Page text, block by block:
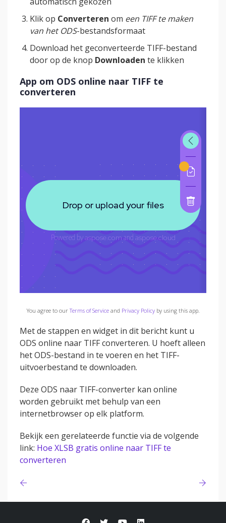
Klik op Converteren om een TIFF te maken
van het ODS-bestandsformaat
Download het geconverteerde TIFF-bestand
door op de knop Downloaden te klikken
App om ODS online naar TIFF te
converteren
You agree to ourTerms of Serviceand Privacy Policyby using this app.
Met de stappen en widget in dit bericht kunt u
ODS online naar TIFF converteren. U hoeft alleen
het ODS-bestand in te voeren en het TIFF-
uitvoerbestand te downloaden.
Deze ODS naar TIFF-converter kan online
worden gebruikt met behulp van een
internetbrowser op elk platform.
Bekijk een gerelateerde functie via de volgende
link: Hoe XLSB gratis online naar TIFF te
converteren